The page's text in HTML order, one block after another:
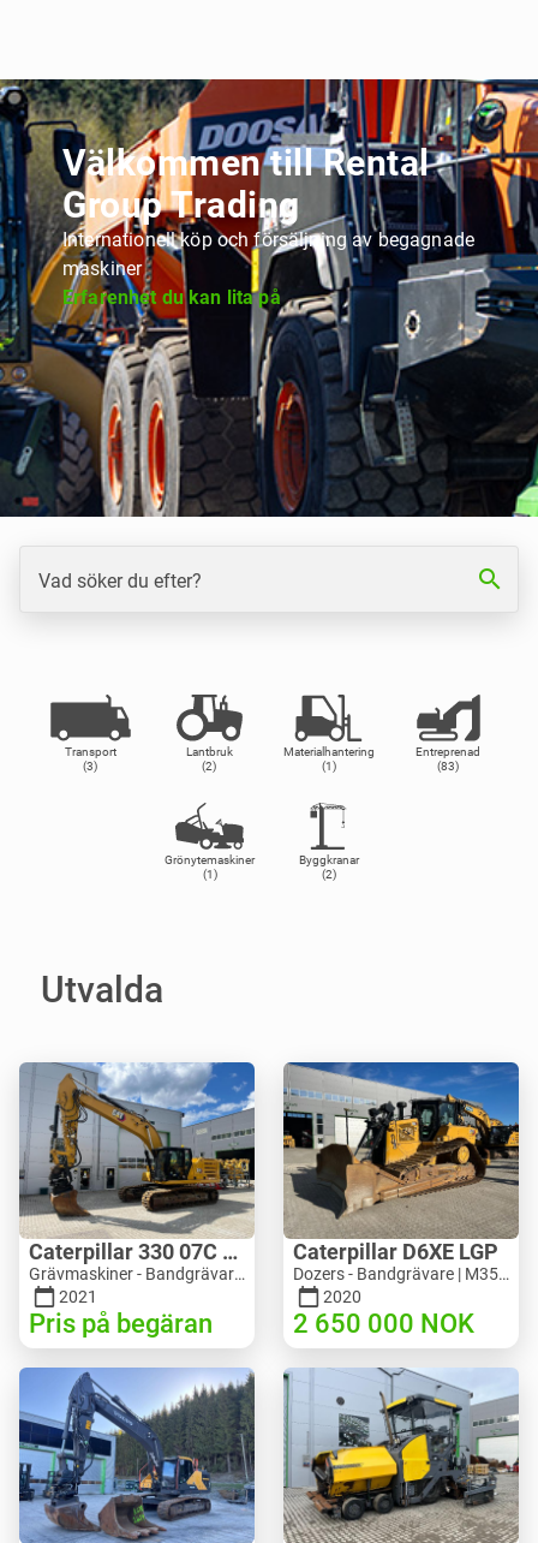
Välkommen till Rental
Group Trading
Internationell köp och försäljning av begagnade
maskiner
Erfarenhet du kan lita på
Vad söker du efter? search
Transport
(3)
Lantbruk
(2)
Materialhantering
(1)
Entreprenad
(83)
Grönytemaskiner
(1)
Byggkranar
(2)
Utvalda
Caterpillar 330 07C Next Gen
Grävmaskiner - Bandgrävare | M816-4487 | 10356
2021
Pris på begäran
Caterpillar D6XE LGP
Dozers - Bandgrävare | M354-6704 | 35056
2020
2 650 000 NOK